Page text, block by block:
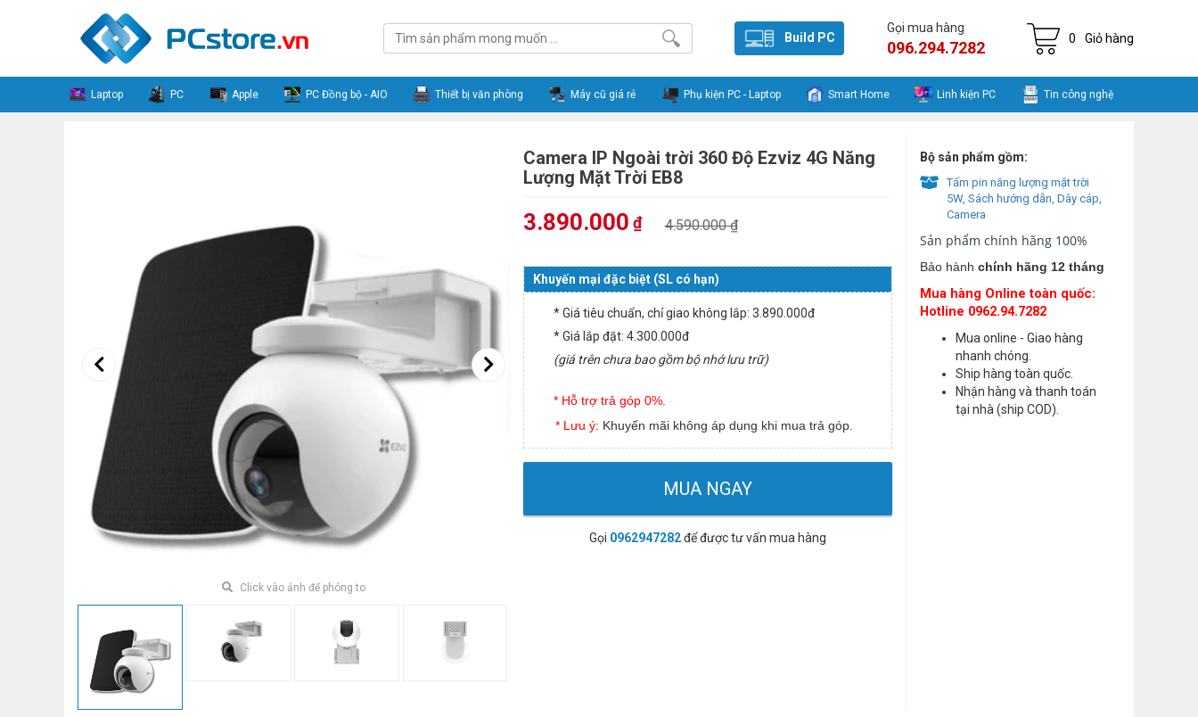
Build PC
Gọi mua hàng
096.294.7282 0 Giỏ hàng
Laptop PC Apple PC Đồng bộ - AIO Thiết bị văn phòng Máy cũ giá rẻ Phụ kiện PC - Laptop Smart Home Linh kiện PC Tin công nghệ
Click vào ảnh để phóng to
Camera IP Ngoài trời 360 Độ Ezviz 4G Năng
Lượng Mặt Trời EB8
3.890.000 ₫ 4.590.000 ₫
Khuyến mại đặc biệt (SL có hạn)
* Giá tiêu chuẩn, chỉ giao không lắp: 3.890.000đ
* Giá lắp đặt: 4.300.000đ
(giá trên chưa bao gồm bộ nhớ lưu trữ)
* Hỗ trợ trả góp 0%.
* Lưu ý: Khuyến mãi không áp dụng khi mua trả góp.
MUA NGAY
Gọi 0962947282để được tư vấn mua hàng
Bộ sản phẩm gồm:
Tấm pin năng lượng mặt trời
5W, Sách hướng dẫn, Dây cáp,
Camera
Sản phẩm chính hãng 100%
Bảo hành chính hãng 12 tháng
Mua hàng Online toàn quốc:
Hotline 0962.94.7282
Mua online - Giao hàng
nhanh chóng.
Ship hàng toàn quốc.
Nhận hàng và thanh toán
tại nhà (ship COD).